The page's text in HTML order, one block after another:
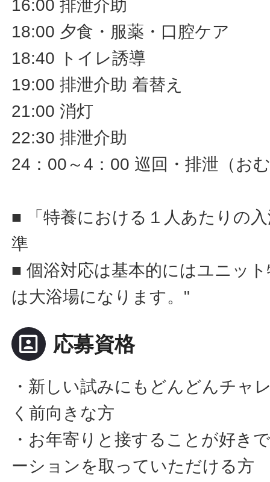
16:00 排泄介助
18:00 夕食・服薬・口腔ケア
18:40 トイレ誘導
19:00 排泄介助 着替え
21:00 消灯
22:30 排泄介助
24：00～4：00 巡回・排泄（お
■ 「特養における１人あたりの
準
■ 個浴対応は基本的にはユニッ
は大浴場になります。"
portrait 応募資格
・新しい試みにもどんどんチャ
く前向きな方
・お年寄りと接することが好き
ーションを取っていただける方